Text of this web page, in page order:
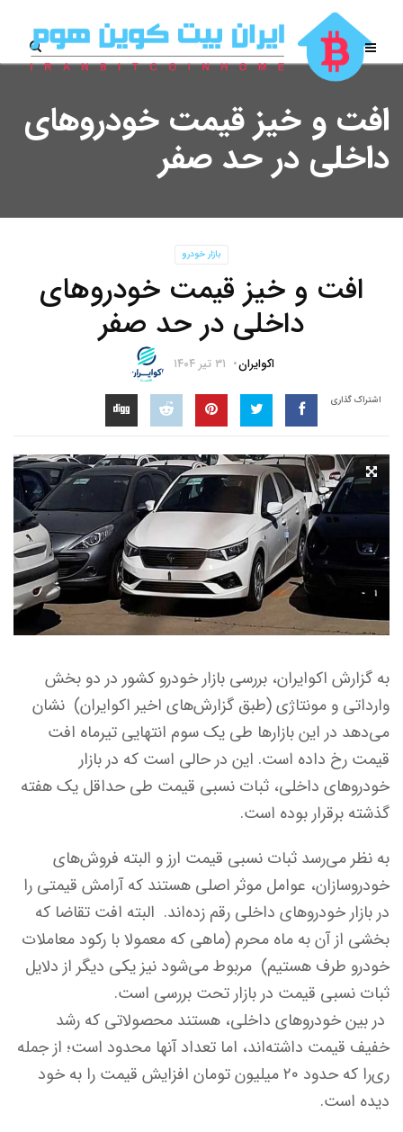
افت و خیز قیمت خودروهای
داخلی در حد صفر
بازار خودرو
افت و خیز قیمت خودروهای
داخلی در حد صفر
اکوایران ۳۱ تیر ۱۴۰۴
اشتراک گذاری
به گزارش اکوایران، بررسی بازار خودرو کشور در دو بخش
وارداتی و مونتاژی (طبق گزارش‌های اخیر اکوایران) نشان
می‌دهد در این بازارها طی یک سوم انتهایی تیرماه افت
قیمت رخ داده است. این در حالی است که در بازار
خودروهای داخلی، ثبات نسبی قیمت طی حداقل یک هفته
گذشته برقرار بوده است.
به نظر می‌رسد ثبات نسبی قیمت ارز و البته فروش‌های
خودروسازان، عوامل موثر اصلی هستند که آرامش قیمتی را
در بازار خودروهای داخلی رقم زده‌اند. البته افت تقاضا که
بخشی از آن به ماه محرم (ماهی که معمولا با رکود معاملات
خودرو طرف هستیم) مربوط می‌شود نیز یکی دیگر از دلایل
ثبات نسبی قیمت در بازار تحت بررسی است.
در بین خودروهای داخلی، هستند محصولاتی که رشد
خفیف قیمت داشته‌اند، اما تعداد آنها محدود است؛ از جمله
ری‌را که حدود ۲۰ میلیون تومان افزایش قیمت را به خود
دیده است.